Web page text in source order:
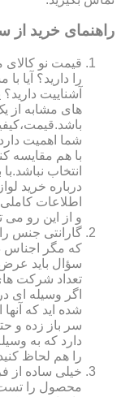
راهنمای خرید از
قیمت نو
را دارید؟
آشناییت
های مشابه از
شما اهمیت
با هم مقایسه
انتخاب
درباره خرید
اطلاعات
و از این رو می
گارانتی جنس
که مگر اجناس
سؤال باید عرض
تعداد شرکت
اگر وسیله ای
شده اید که
سر باز زده و
دارد که به
را هم لحاظ
خیلی ساده از
محصول را تست